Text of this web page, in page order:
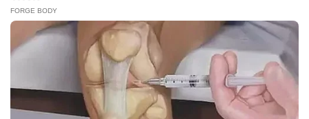
Iconic '90s Entertainment Couples We'll Never Forget